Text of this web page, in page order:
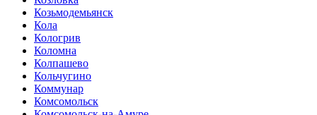
Козьмодемьянск
Кола
Кологрив
Коломна
Колпашево
Кольчугино
Коммунар
Комсомольск